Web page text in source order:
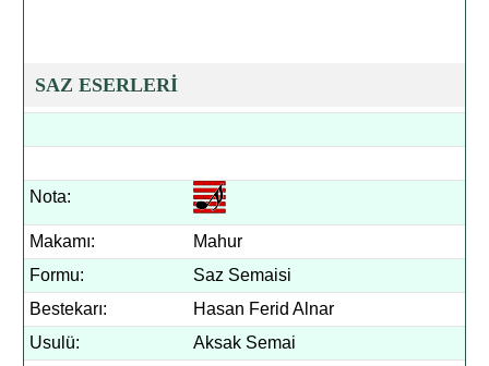
SAZ ESERLERİ
Nota:
Makamı:
Mahur
Formu:
Saz Semaisi
Bestekarı:
Hasan Ferid Alnar
Usulü:
Aksak Semai